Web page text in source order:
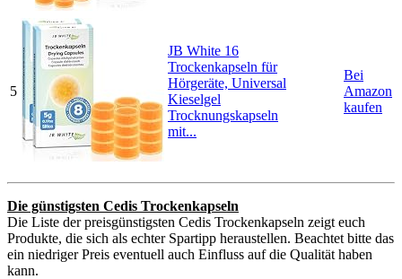
5
JB White 16
Trockenkapseln für
Hörgeräte, Universal
Kieselgel
Trocknungskapseln
mit...
Bei
Amazon
kaufen
Die günstigsten Cedis Trockenkapseln
Die Liste der preisgünstigsten Cedis Trockenkapseln zeigt euch
Produkte, die sich als echter Spartipp heraustellen. Beachtet bitte das
ein niedriger Preis eventuell auch Einfluss auf die Qualität haben
kann.